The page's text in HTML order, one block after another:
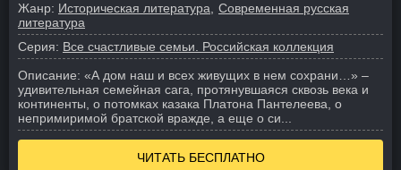
Жанр: Историческая литература
Современная русская
литература
Серия: Все счастливые семьи. Российская коллекция
Описание: «А дом наш и всех живущих в нем сохрани…» –
удивительная семейная сага, протянувшаяся сквозь века и
континенты, о потомках казака Платона Пантелеева, о
непримиримой братской вражде, а еще о си...
ЧИТАТЬ БЕСПЛАТНО